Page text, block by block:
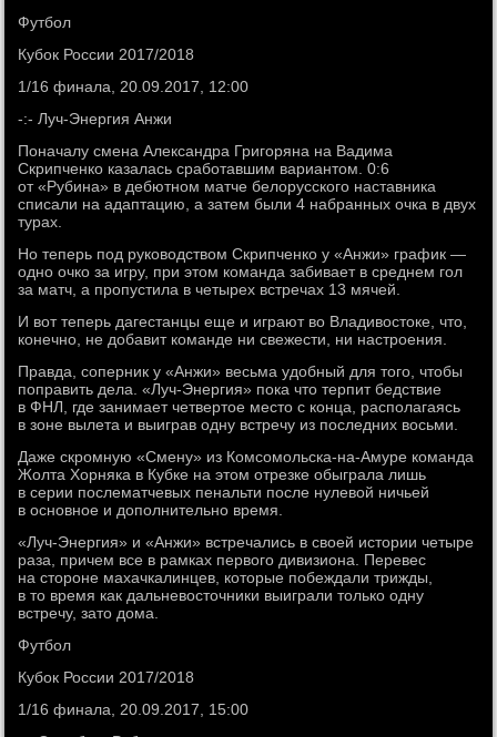
Футбол
Кубок России 2017/2018
1/16 финала, 20.09.2017, 12:00
-:- Луч-Энергия Анжи
Поначалу смена Александра Григоряна на Вадима
Скрипченко казалась сработавшим вариантом. 0:6
от «Рубина» в дебютном матче белорусского наставника
списали на адаптацию, а затем были 4 набранных очка в двух
турах.
Но теперь под руководством Скрипченко у «Анжи» график —
одно очко за игру, при этом команда забивает в среднем гол
за матч, а пропустила в четырех встречах 13 мячей.
И вот теперь дагестанцы еще и играют во Владивостоке, что,
конечно, не добавит команде ни свежести, ни настроения.
Правда, соперник у «Анжи» весьма удобный для того, чтобы
поправить дела. «Луч-Энергия» пока что терпит бедствие
в ФНЛ, где занимает четвертое место с конца, располагаясь
в зоне вылета и выиграв одну встречу из последних восьми.
Даже скромную «Смену» из Комсомольска-на-Амуре команда
Жолта Хорняка в Кубке на этом отрезке обыграла лишь
в серии послематчевых пенальти после нулевой ничьей
в основное и дополнительно время.
«Луч-Энергия» и «Анжи» встречались в своей истории четыре
раза, причем все в рамках первого дивизиона. Перевес
на стороне махачкалинцев, которые побеждали трижды,
в то время как дальневосточники выиграли только одну
встречу, зато дома.
Футбол
Кубок России 2017/2018
1/16 финала, 20.09.2017, 15:00